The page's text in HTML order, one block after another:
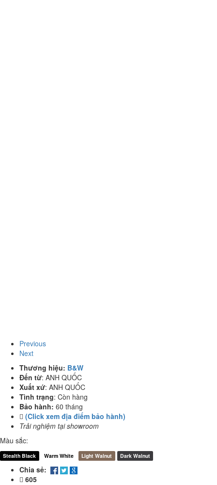
Previous
Next
Thương hiệu: B&W
Đến từ: ANH QUỐC
Xuất xứ: ANH QUỐC
Tình trạng: Còn hàng
Bảo hành: 60 tháng
(Click xem địa điểm bảo hành)
Trải nghiệm tại showroom
Màu sắc:
Stealth Black Warm White Light Walnut Dark Walnut
Chia sẻ:
605